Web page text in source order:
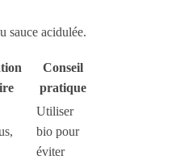
sauce acidulée.
Conseil
pratique
Utiliser
bio pour
éviter